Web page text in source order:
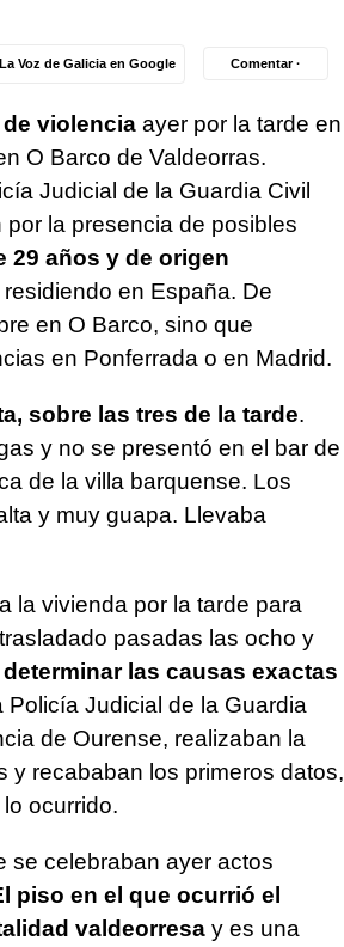
Voz de Galicia en Google Comentar ·
violenciaayer por la tarde en
O Barco de Valdeorras.
Judicial de la Guardia Civil
la presencia de posibles
29 años y de origen
en España. De
en O Barco, sino que
en Ponferrada o en Madrid.
sobre las tres de la tarde.
y no se presentó en el bar de
de la villa barquense. Los
y muy guapa. Llevaba
la vivienda por la tarde para
pasadas las ocho y
las causas exactas
Judicial de la Guardia
de Ourense, realizaban la
y recababan los primeros datos,
ocurrido.
se celebraban ayer actos
piso en el que ocurrió el
valdeorresay es una